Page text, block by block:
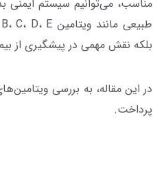
مناسب، می‌توانیم سیستم ایمنی
بلکه نقش مهمی در پیشگیری از
در این مقاله، به بررسی
پرداخت.